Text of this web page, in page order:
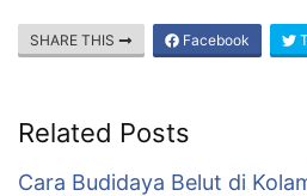
SHARE THIS Facebook
Related Posts
Cara Budidaya Belut di